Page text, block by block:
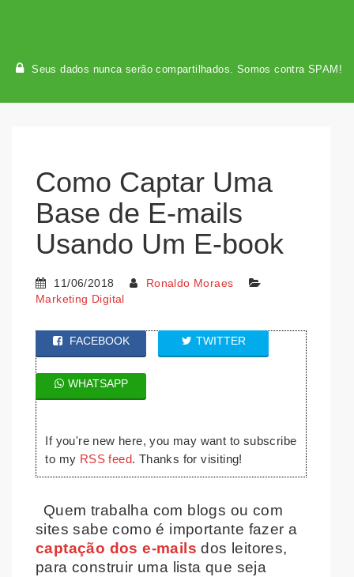
Seus dados nunca serão compartilhados. Somos contra SPAM!
Como Captar Uma
Base de E-mails
Usando Um E-book
11/06/2018
Ronaldo Moraes
Marketing Digital
FACEBOOK TWITTER
WHATSAPP
If you're new here, you may want to subscribe
to my RSS feed. Thanks for visiting!
Quem trabalha com blogs ou com
sites sabe como é importante fazer a
captação dos e-mails dos leitores,
para construir uma lista que seja